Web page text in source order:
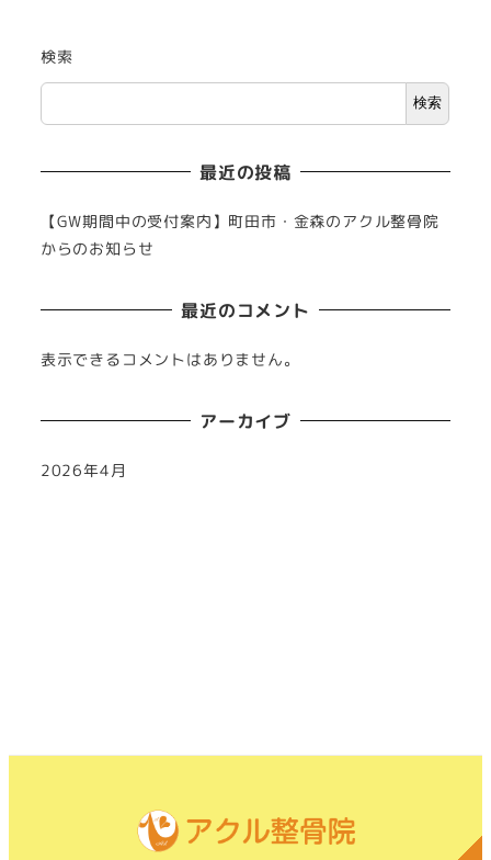
検索
検索
最近の投稿
【GW期間中の受付案内】町田市・金森のアクル整骨院
からのお知らせ
最近のコメント
表示できるコメントはありません。
アーカイブ
2026年4月